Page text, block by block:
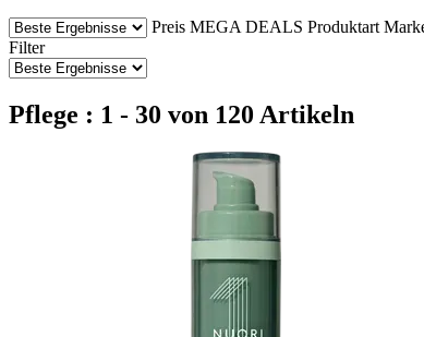
Preis MEGA DEALS Produktart
Filter
Pflege : 1 - 30 von 120 Artikeln